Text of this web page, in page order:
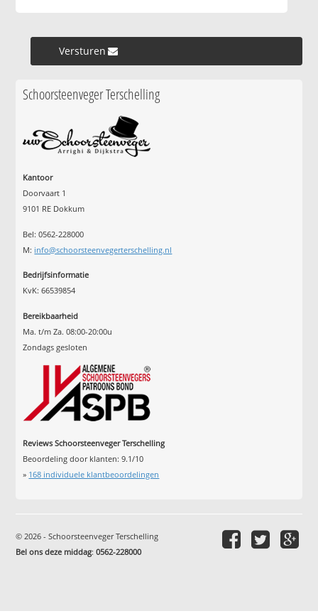
Versturen »
Schoorsteenveger Terschelling
Kantoor
Doorvaart 1
9101 RE Dokkum
Bel: 0562-228000
M: info@schoorsteenvegerterschelling.nl
Bedrijfsinformatie
KvK: 66539854
Bereikbaarheid
Ma. t/m Za. 08:00-20:00u
Zondags gesloten
Reviews Schoorsteenveger Terschelling
Beoordeling door klanten:9.1/10
» 168 individuele klantbeoordelingen
© 2026 - Schoorsteenveger Terschelling
Bel ons deze middag:0562-228000